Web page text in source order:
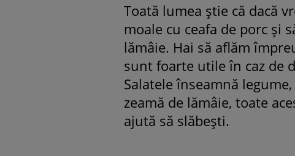
Toată lumea ştie că dacă
moale cu ceafa de porc şi
lămâie. Hai să aflăm
sunt foarte utile în caz de
Salatele înseamnă
zeamă de lămâie, toate
ajută să slăbeşti.